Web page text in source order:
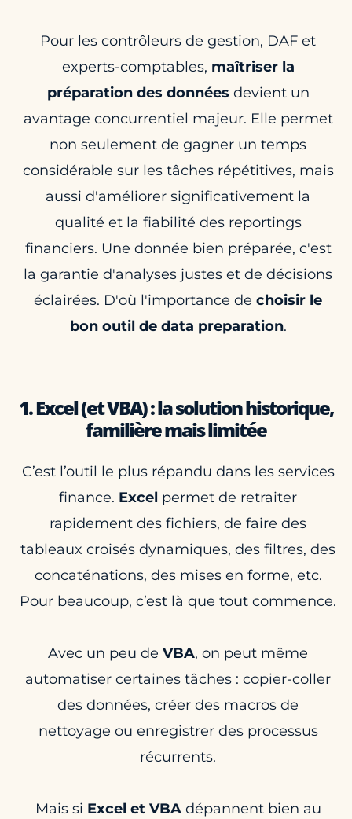
Pour les contrôleurs de gestion, DAF et
experts-comptables, maîtriser la
préparation des données devient un
avantage concurrentiel majeur. Elle permet
non seulement de gagner un temps
considérable sur les tâches répétitives, mais
aussi d'améliorer significativement la
qualité et la fiabilité des reportings
financiers. Une donnée bien préparée, c'est
la garantie d'analyses justes et de décisions
éclairées. D'où l'importance de choisir le
bon outil de data preparation.
1. Excel (et VBA) : la solution historique,
familière mais limitée
C’est l’outil le plus répandu dans les services
finance. Excel permet de retraiter
rapidement des fichiers, de faire des
tableaux croisés dynamiques, des filtres, des
concaténations, des mises en forme, etc.
Pour beaucoup, c’est là que tout commence.
Avec un peu de VBA, on peut même
automatiser certaines tâches : copier-coller
des données, créer des macros de
nettoyage ou enregistrer des processus
récurrents.
Mais si Excel et VBAdépannent bien au